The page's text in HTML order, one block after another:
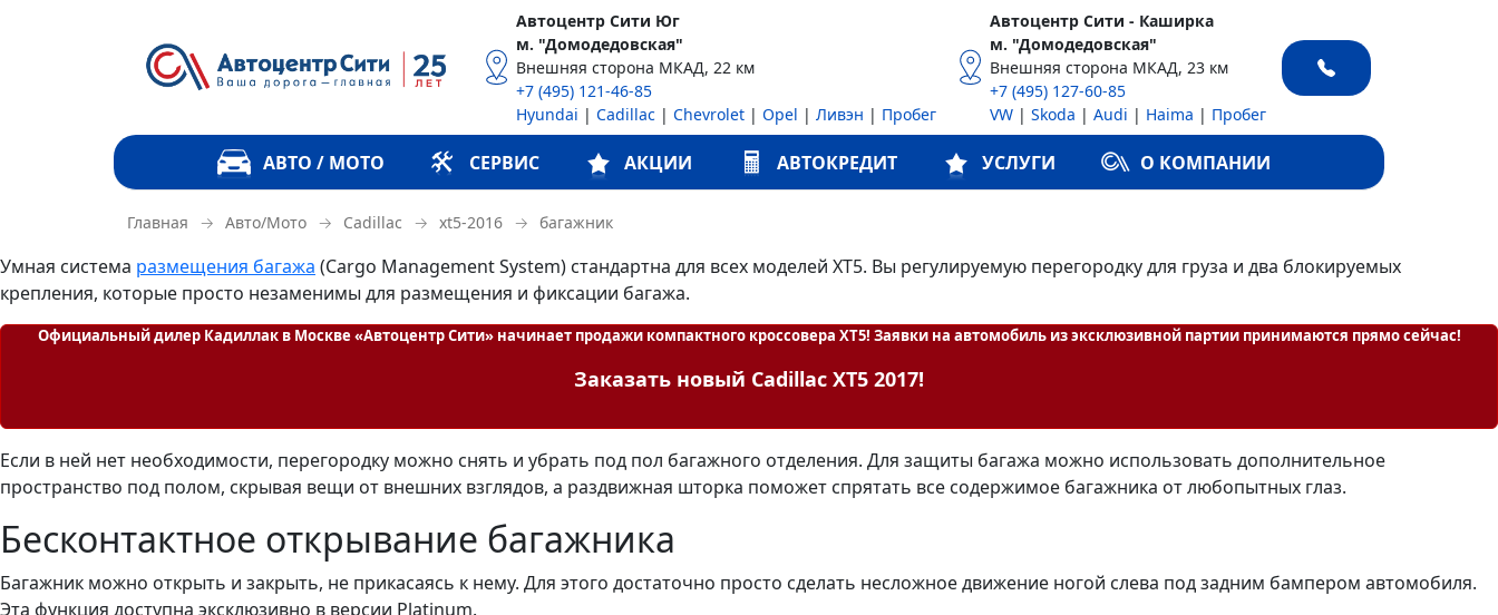
Автоцентр Сити Юг
м. "Домодедовская"
Внешняя сторона МКАД, 22 км
+7 (495) 121-46-85
Hyundai | Cadillac| Chevrolet| Opel | Ливэн | Пробег
Автоцентр Сити - Каширка
м. "Домодедовская"
Внешняя сторона МКАД, 23 км
+7 (495) 127-60-85
VW |Skoda |Audi | Haima | Пробег
АВТО / МОТО СЕРВИС АКЦИИ АВТОКРЕДИТ УСЛУГИ О КОМПАНИИ
Главная → Авто/Мото → Cadillac → xt5-2016 → багажник
Умная система размещения багажа (Cargo Management System) стандартна для всех моделей XT5. Вы регулируемую перегородку для груза и два блокируемых
крепления, которые просто незаменимы для размещения и фиксации багажа.
Официальный дилер Кадиллак в Москве «Автоцентр Сити» начинает продажи компактного кроссовера XT5! Заявки на автомобиль из эксклюзивной партии принимаются прямо сейчас!
Заказать новый Cadillac XT5 2017!
Если в ней нет необходимости, перегородку можно снять и убрать под пол багажного отделения. Для защиты багажа можно использовать дополнительное
пространство под полом, скрывая вещи от внешних взглядов, а раздвижная шторка поможет спрятать все содержимое багажника от любопытных глаз.
Бесконтактное открывание багажника
Багажник можно открыть и закрыть, не прикасаясь к нему. Для этого достаточно просто сделать несложное движение ногой слева под задним бампером автомобиля.
Эта функция доступна эксклюзивно в версии Platinum.